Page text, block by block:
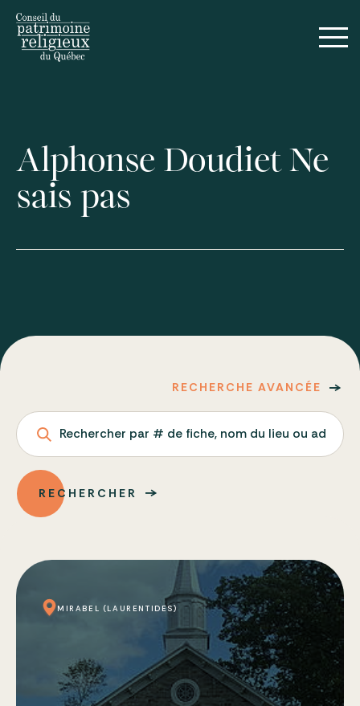
Alphonse Doudiet Ne
sais pas
RECHERCHE AVANCÉE
Rechercher par # de fiche, nom du lieu ou adresse
RECHERCHER
MIRABEL (LAURENTIDES)